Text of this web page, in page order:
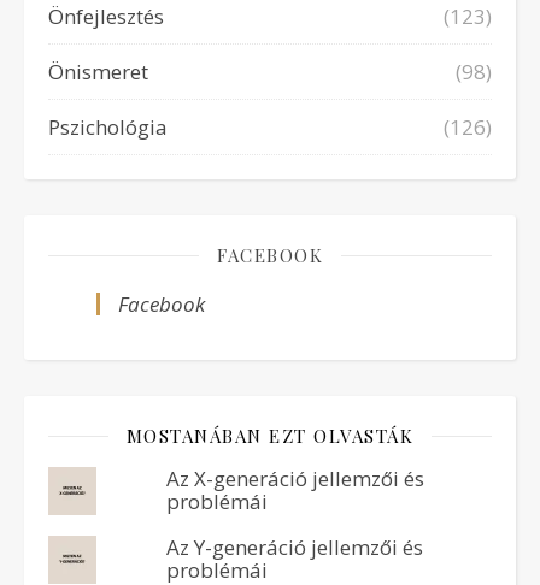
Önfejlesztés
(123)
Önismeret
(98)
Pszichológia
(126)
FACEBOOK
Facebook
MOSTANÁBAN EZT OLVASTÁK
Az X-generáció jellemzői és
problémái
Az Y-generáció jellemzői és
problémái